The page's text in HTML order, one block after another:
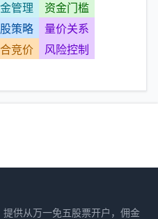
管理
资金门槛
策略
量价关系
竞价
风险控制
供从万一免五股票开户，佣金